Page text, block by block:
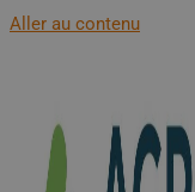
Aller au contenu